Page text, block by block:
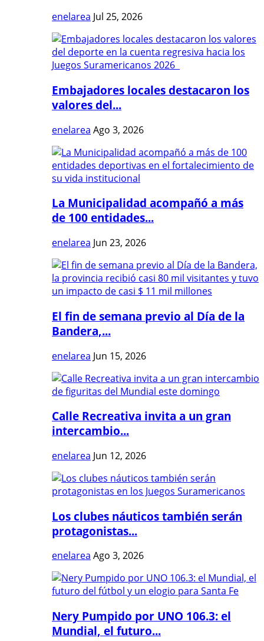
enelarea Jul 25, 2026
Embajadores locales destacaron los
valores del...
enelarea Ago 3, 2026
La Municipalidad acompañó a más
de 100 entidades...
enelarea Jun 23, 2026
El fin de semana previo al Día de la
Bandera,...
enelarea Jun 15, 2026
Calle Recreativa invita a un gran
intercambio...
enelarea Jun 12, 2026
Los clubes náuticos también serán
protagonistas...
enelarea Ago 3, 2026
Nery Pumpido por UNO 106.3: el
Mundial, el futuro...